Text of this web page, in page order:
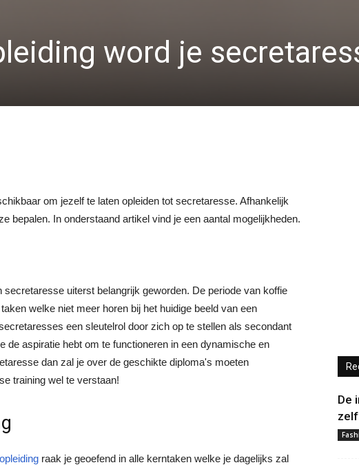
word je
om jezelf te laten opleiden tot secretaresse. Afhankelijk
bepalen. In onderstaand artikel vind je een aantal mogelijkheden.
secretaresse uiterst belangrijk geworden. De periode van koffie
welke niet meer horen bij het huidige beeld van een
een sleutelrol door zich op te stellen als secondant
de aspiratie hebt om te functioneren in een dynamische en
dan zal je over de geschikte diploma's moeten
training wel te verstaan!
raak je geoefend in alle kerntaken welke je dagelijks zal
De